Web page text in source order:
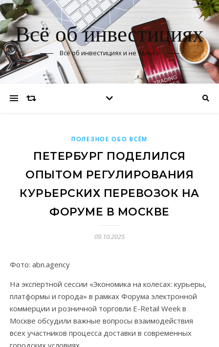
Всё об инвестициях
Всё об инвестициях и не только
ПОЛЕЗНОЕ ОБО ВСЁМ
ПЕТЕРБУРГ ПОДЕЛИЛСЯ
ОПЫТОМ РЕГУЛИРОВАНИЯ
КУРЬЕРСКИХ ПЕРЕВОЗОК НА
ФОРУМЕ В МОСКВЕ
09.10.2025
Фото: abn.agency
На экспертной сессии «Экономика на колесах: курьеры,
платформы и города» в рамках Форума электронной
коммерции и розничной торговли E-Retail Week в
Москве обсудили важные вопросы взаимодействия
всех участников процесса доставки в современных
городских условиях.